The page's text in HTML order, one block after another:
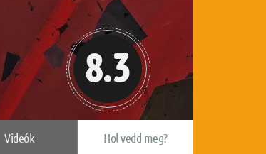
Videók Hol vedd meg?
8.3